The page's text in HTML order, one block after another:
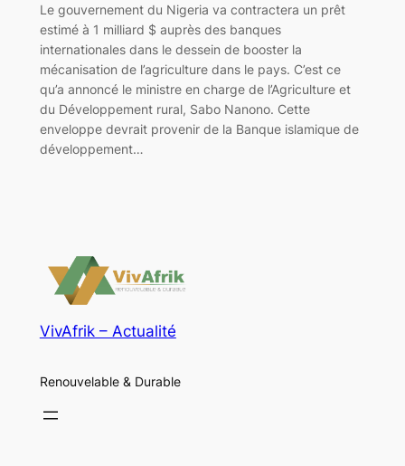
Le gouvernement du Nigeria va contractera un prêt
estimé à 1 milliard $ auprès des banques
internationales dans le dessein de booster la
mécanisation de l’agriculture dans le pays. C’est ce
qu’a annoncé le ministre en charge de l’Agriculture et
du Développement rural, Sabo Nanono. Cette
enveloppe devrait provenir de la Banque islamique de
développement…
VivAfrik – Actualité
Renouvelable & Durable